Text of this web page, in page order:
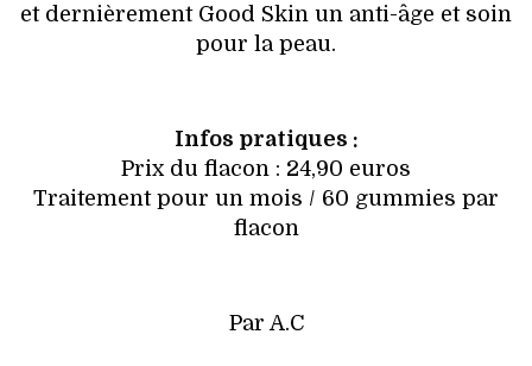
et dernièrement Good Skin un anti-âge et soin
pour la peau.
Infos pratiques :
Prix du flacon : 24,90 euros
Traitement pour un mois / 60 gummies par
flacon
Par A.C